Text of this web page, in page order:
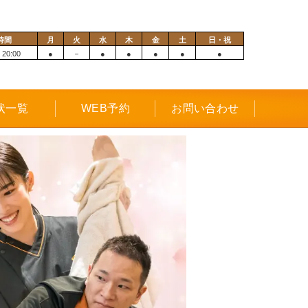
間 月 火 水 木 金 土
日・祝
20:00
● － ● ● ● ● ●
一覧 WEB予約 お問い合わせ